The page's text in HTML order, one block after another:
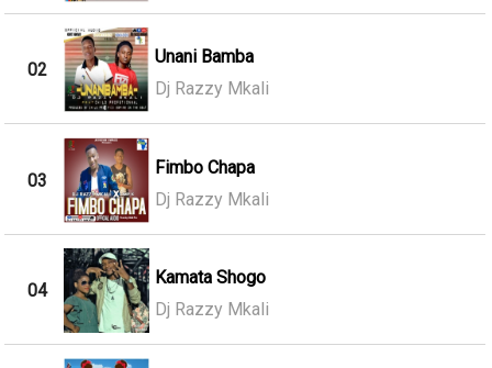
02
Unani Bamba
Dj Razzy Mkali
03
Fimbo Chapa
Dj Razzy Mkali
04
Kamata Shogo
Dj Razzy Mkali